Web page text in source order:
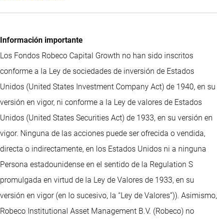
Información importante
Los Fondos Robeco Capital Growth no han sido inscritos
conforme a la Ley de sociedades de inversión de Estados
Unidos (United States Investment Company Act) de 1940, en su
versión en vigor, ni conforme a la Ley de valores de Estados
Unidos (United States Securities Act) de 1933, en su versión en
vigor. Ninguna de las acciones puede ser ofrecida o vendida,
directa o indirectamente, en los Estados Unidos ni a ninguna
Persona estadounidense en el sentido de la Regulation S
promulgada en virtud de la Ley de Valores de 1933, en su
versión en vigor (en lo sucesivo, la “Ley de Valores”)). Asimismo,
Robeco Institutional Asset Management B.V. (Robeco) no